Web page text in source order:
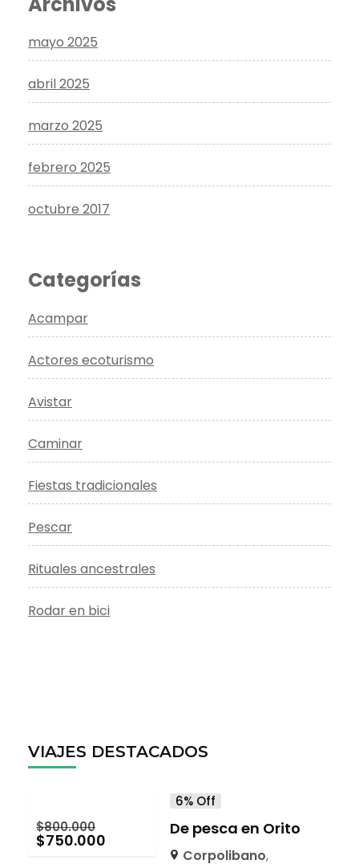
mayo 2025
abril 2025
marzo 2025
febrero 2025
octubre 2017
Categorías
Acampar
Actores ecoturismo
Avistar
Caminar
Fiestas tradicionales
Pescar
Rituales ancestrales
Rodar en bici
VIAJES DESTACADOS
$800.000
$750.000
6% Off
De pesca en Orito
Corpolibano,